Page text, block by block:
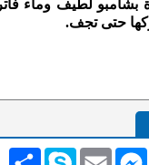
لطيف وماء
حتى تجف.
انشر Skype Email
Messenger